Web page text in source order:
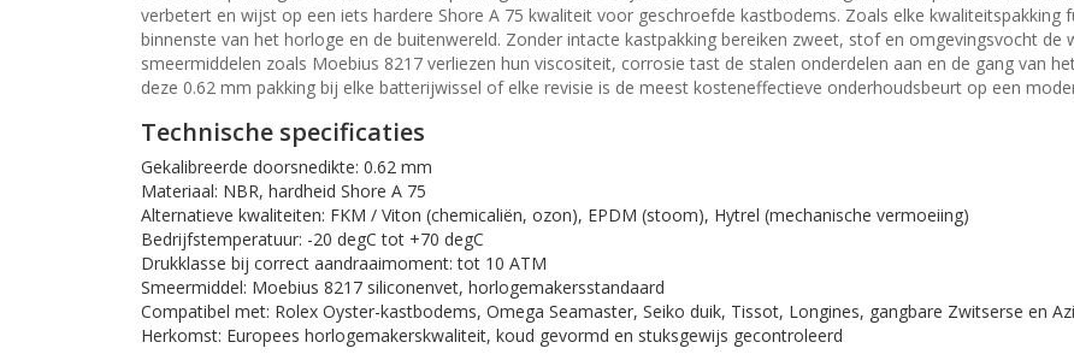
verbetert en wijst op een iets hardere Shore A 75 kwaliteit voor geschroefde kastbodems. Zoals elke kwaliteitspakking
binnenste van het horloge en de buitenwereld. Zonder intacte kastpakking bereiken zweet, stof en omgevingsvocht de
smeermiddelen zoals Moebius 8217 verliezen hun viscositeit, corrosie tast de stalen onderdelen aan en de gang van
deze 0.62 mm pakking bij elke batterijwissel of elke revisie is de meest kosteneffectieve onderhoudsbeurt op een
Technische specificaties
Gekalibreerde doorsnedikte: 0.62 mm
Materiaal: NBR, hardheid Shore A 75
Alternatieve kwaliteiten: FKM / Viton (chemicaliën, ozon), EPDM (stoom), Hytrel (mechanische vermoeiing)
Bedrijfstemperatuur: -20 degC tot +70 degC
Drukklasse bij correct aandraaimoment: tot 10 ATM
Smeermiddel: Moebius 8217 siliconenvet, horlogemakersstandaard
Compatibel met: Rolex Oyster-kastbodems, Omega Seamaster, Seiko duik, Tissot, Longines, gangbare Zwitserse en
Herkomst: Europees horlogemakerskwaliteit, koud gevormd en stuksgewijs gecontroleerd